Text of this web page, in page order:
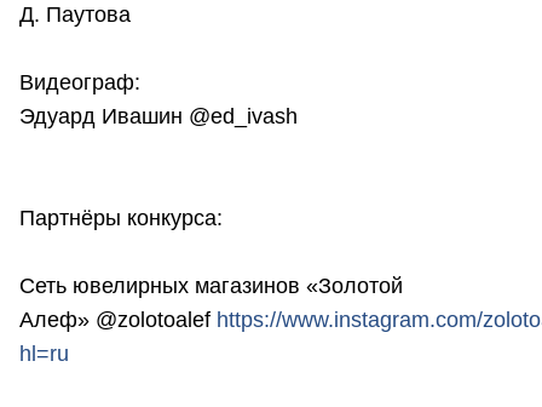
Д. Паутова
Видеограф:
Эдуард Ивашин @ed_ivash
Партнёры конкурса:
Сеть ювелирных магазинов «Золотой
Алеф» @zolotoalef https://www.instagram.com/
hl=ru